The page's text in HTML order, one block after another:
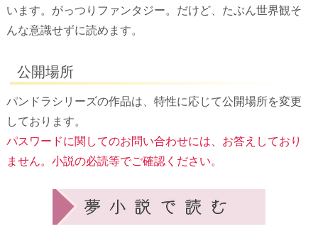
います。がっつりファンタジー。だけど、たぶん世界観そ
んな意識せずに読めます。
公開場所
パンドラシリーズの作品は、特性に応じて公開場所を変更
しております。
パスワードに関してのお問い合わせには、お答えしており
ません。小説の必読等でご確認ください。